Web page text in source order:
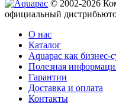
© 2002-2026
официальный
О нас
Каталог
Aquapac как бизнес-
Полезная
Гарантии
Доставка и оплата
Контакты